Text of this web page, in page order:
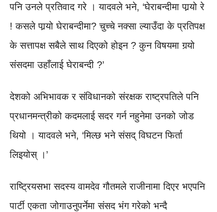
पनि उनले प्रतिवाद गरे । यादवले भने, ‘घेराबन्दीमा पार्‍यो रे
! कसले पार्‍यो घेराबन्दीमा? चुच्चे नक्सा ल्याउँदा के प्रतिपक्ष
के सत्तापक्ष सबैले साथ दिएको होइन ? कुन विषयमा गर्‍यो
संसदमा उहाँलाई घेराबन्दी ?’
देशको अभिभावक र संविधानको संरक्षक राष्ट्रपतिले पनि
प्रधानमन्त्रीको कदमलाई सदर गर्न नहुनेमा उनको जोड
थियो । यादवले भने, ‘मिल्छ भने संसद् विघटन फिर्ता
लिइयोस् ।’
राष्ट्रियसभा सदस्य वामदेव गौतमले राजीनामा दिएर भएपनि
पार्टी एकता जोगाउनुपर्नेमा संसद भंग गरेको भन्दै